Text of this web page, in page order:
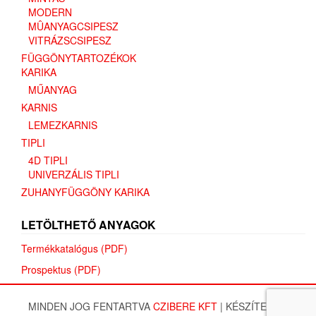
MODERN
MÛANYAGCSIPESZ
VITRÁZSCSIPESZ
FÜGGÖNYTARTOZÉKOK
KARIKA
MŰANYAG
KARNIS
LEMEZKARNIS
TIPLI
4D TIPLI
UNIVERZÁLIS TIPLI
ZUHANYFÜGGÖNY KARIKA
LETÖLTHETŐ ANYAGOK
Termékkatalógus (PDF)
Prospektus (PDF)
MINDEN JOG FENTARTVA CZIBERE KFT | KÉSZÍTETTE: